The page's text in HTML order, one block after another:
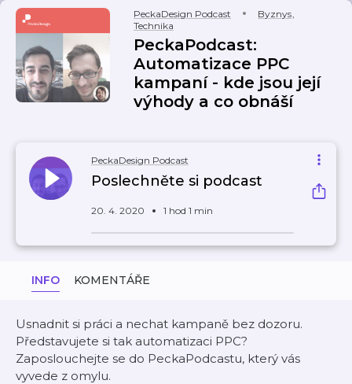
PeckaDesign Podcast Byznys,
Technika
PeckaPodcast:
Automatizace PPC
kampaní - kde jsou její
výhody a co obnáší
PeckaDesign Podcast
Poslechněte si podcast
20. 4. 2020 1 hod 1 min
INFO KOMENTÁŘE
Usnadnit si práci a nechat kampaně bez dozoru.
Představujete si tak automatizaci PPC?
Zaposlouchejte se do PeckaPodcastu, který vás
vyvede z omylu.